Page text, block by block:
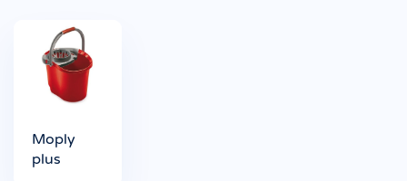
Moply
plus